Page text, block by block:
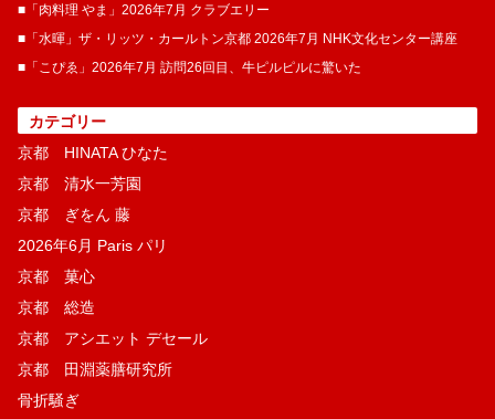
■「肉料理 やま」2026年7月 クラブエリー
■「水暉」ザ・リッツ・カールトン京都 2026年7月 NHK文化センター講座
■「こぴゑ」2026年7月 訪問26回目、牛ピルピルに驚いた
カテゴリー
京都 HINATA ひなた
京都 清水一芳園
京都 ぎをん 藤
2026年6月 Paris パリ
京都 菓​心
京都 総造
京都 アシエット デセール
京都 田淵薬膳研究所
骨折騒ぎ